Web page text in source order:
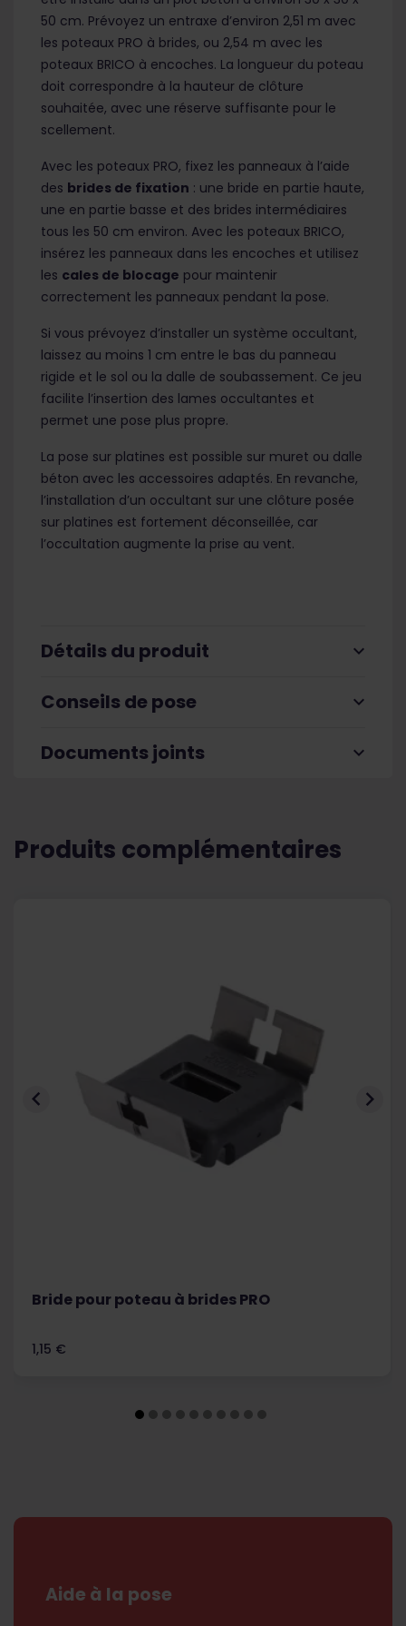
50 cm. Prévoyez un entraxe d’environ 2,51 m avec
les poteaux PRO à brides, ou 2,54 m avec les
poteaux BRICO à encoches. La longueur du poteau
doit correspondre à la hauteur de clôture
souhaitée, avec une réserve suffisante pour le
scellement.
Avec les poteaux PRO, fixez les panneaux à l’aide
des brides de fixation : une bride en partie haute,
une en partie basse et des brides intermédiaires
tous les 50 cm environ. Avec les poteaux BRICO,
insérez les panneaux dans les encoches et utilisez
les cales de blocage pour maintenir
correctement les panneaux pendant la pose.
Si vous prévoyez d’installer un système occultant,
laissez au moins 1 cm entre le bas du panneau
rigide et le sol ou la dalle de soubassement. Ce jeu
facilite l’insertion des lames occultantes et
permet une pose plus propre.
La pose sur platines est possible sur muret ou dalle
béton avec les accessoires adaptés. En revanche,
l’installation d’un occultant sur une clôture posée
sur platines est fortement déconseillée, car
l’occultation augmente la prise au vent.
expand_more
Détails du produit
expand_more
Conseils de pose
expand_more
Documents joints
Produits complémentaires
Bride pour poteau à brides PRO
Prix
1,15 €
 
Aide à la pose